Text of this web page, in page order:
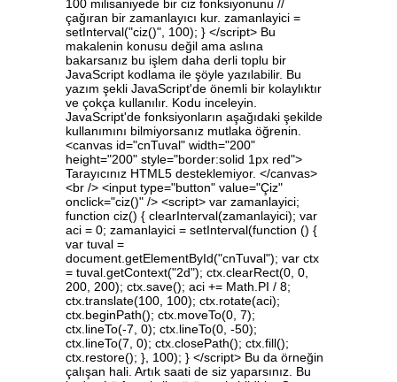
100 milisaniyede bir ciz fonksiyonunu //
çağıran bir zamanlayıcı kur. zamanlayici =
setInterval("ciz()", 100); } </script> Bu
makalenin konusu değil ama aslına
bakarsanız bu işlem daha derli toplu bir
JavaScript kodlama ile şöyle yazılabilir. Bu
yazım şekli JavaScript'de önemli bir kolaylıktır
ve çokça kullanılır. Kodu inceleyin.
JavaScript'de fonksiyonların aşağıdaki şekilde
kullanımını bilmiyorsanız mutlaka öğrenin.
<canvas id="cnTuval" width="200"
height="200" style="border:solid 1px red">
Tarayıcınız HTML5 desteklemiyor. </canvas>
<br /> <input type="button" value="Çiz"
onclick="ciz()" /> <script> var zamanlayici;
function ciz() { clearInterval(zamanlayici); var
aci = 0; zamanlayici = setInterval(function () {
var tuval =
document.getElementById("cnTuval"); var ctx
= tuval.getContext("2d"); ctx.clearRect(0, 0,
200, 200); ctx.save(); aci += Math.PI / 8;
ctx.translate(100, 100); ctx.rotate(aci);
ctx.beginPath(); ctx.moveTo(0, 7);
ctx.lineTo(-7, 0); ctx.lineTo(0, -50);
ctx.lineTo(7, 0); ctx.closePath(); ctx.fill();
ctx.restore(); }, 100); } </script> Bu da örneğin
çalışan hali. Artık saati de siz yaparsınız. Bu